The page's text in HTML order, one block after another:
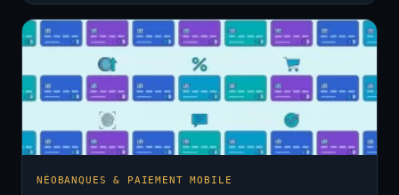
NÉOBANQUES & PAIEMENT MOBILE